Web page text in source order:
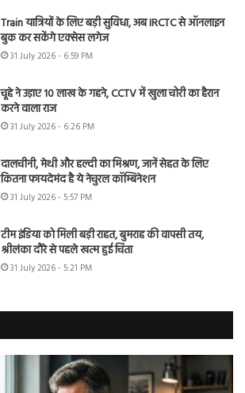
Train यात्रियों के लिए बड़ी सुविधा, अब IRCTC से ऑनलाइन
बुक कर सकेंगे एक्सेस लगेज
31 July 2026 - 6:59 PM
चूहे ने उड़ाए 10 लाख के गहने, CCTV में खुला चोरी का हैरान
करने वाला राज
31 July 2026 - 6:26 PM
दालचीनी, मेथी और हल्दी का मिश्रण, जानें सेहत के लिए
कितना फायदेमंद है ये नेचुरल कॉम्बिनेशन
31 July 2026 - 5:57 PM
टीम इंडिया को मिली बड़ी राहत, बुमराह की वापसी तय,
श्रीलंका दौरे से पहले खत्म हुई चिंता
31 July 2026 - 5:21 PM